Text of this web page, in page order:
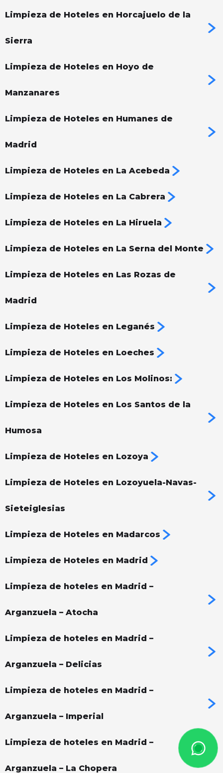
Limpieza de Hoteles en Horcajuelo de la
Sierra
Limpieza de Hoteles en Hoyo de
Manzanares
Limpieza de Hoteles en Humanes de
Madrid
Limpieza de Hoteles en La Acebeda
Limpieza de Hoteles en La Cabrera
Limpieza de Hoteles en La Hiruela
Limpieza de Hoteles en La Serna del Monte
Limpieza de Hoteles en Las Rozas de
Madrid
Limpieza de Hoteles en Leganés
Limpieza de Hoteles en Loeches
Limpieza de Hoteles en Los Molinos:
Limpieza de Hoteles en Los Santos de la
Humosa
Limpieza de Hoteles en Lozoya
Limpieza de Hoteles en Lozoyuela-Navas-
Sieteiglesias
Limpieza de Hoteles en Madarcos
Limpieza de Hoteles en Madrid
Limpieza de hoteles en Madrid –
Arganzuela – Atocha
Limpieza de hoteles en Madrid –
Arganzuela – Delicias
Limpieza de hoteles en Madrid –
Arganzuela – Imperial
Limpieza de hoteles en Madrid –
Arganzuela – La Chopera